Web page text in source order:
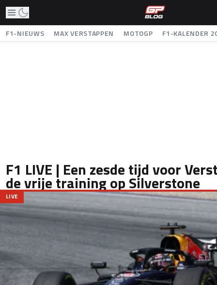
F1-NIEUWS MAX VERSTAPPEN MOTOGP F1-KALENDER
F1 LIVE | Een zesde tijd voor
de vrije training op Silverstone
LIVE